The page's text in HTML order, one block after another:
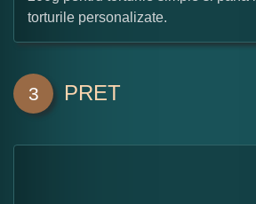
torturile personalizate.
3 PRET